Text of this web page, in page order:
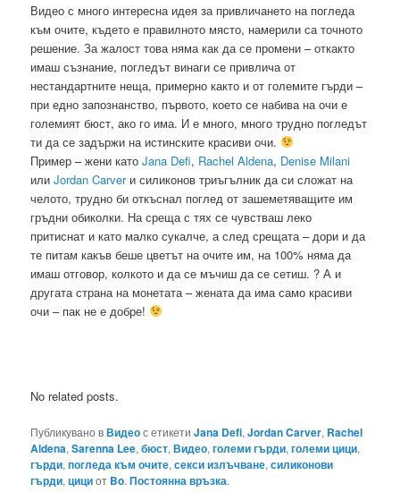
Видео с много интересна идея за привличането на погледа
към очите, където е правилното място, намерили са точното
решение. За жалост това няма как да се промени – откакто
имаш съзнание, погледът винаги се привлича от
нестандартните неща, примерно както и от големите гърди –
при едно запознанство, първото, което се набива на очи е
големият бюст, ако го има. И е много, много трудно погледът
ти да се задържи на истинските красиви очи.
Пример – жени катоJana Defi, Rachel Aldena, Denise Milani
илиJordan Carverи силиконов триъгълник да си сложат на
челото, трудно би откъснал поглед от зашеметяващите им
гръдни обиколки. На среща с тях се чувстваш леко
притиснат и като малко сукалче, а след срещата – дори и да
те питам какъв беше цветът на очите им, на 100% няма да
имаш отговор, колкото и да се мъчиш да се сетиш. ? А и
другата страна на монетата – жената да има само красиви
очи – пак не е добре!
No related posts.
Публикувано вВидеос етикетиJana Defi,Jordan Carver, Rachel
Aldena,Sarenna Lee,бюст,Видео,големи гърди,големи цици,
гърди,погледа към очите,секси излъчване,силиконови
гърди,цициот Bo.Постоянна връзка.